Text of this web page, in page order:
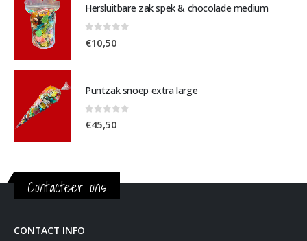
Hersluitbare zak spek & chocolade medium
€10,50
Puntzak snoep extra large
0out of 5
€45,50
Contacteer ons
CONTACT INFO